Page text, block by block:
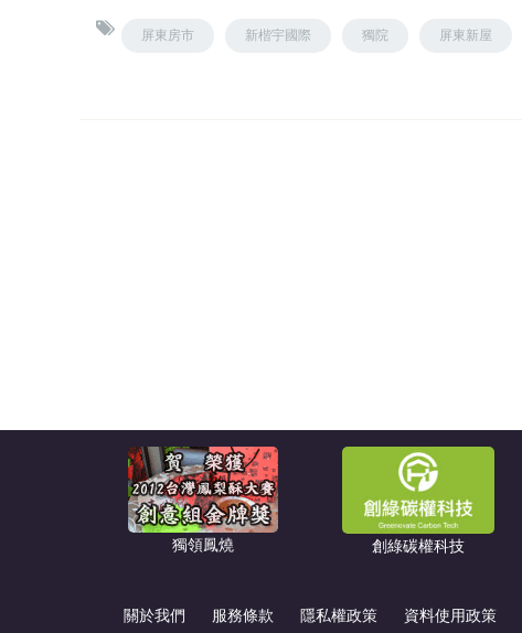
屏東房市 新楷宇國際 獨院 屏東新屋
獨領鳳燒 創綠碳權科技
關於我們 服務條款 隱私權政策 資料使用政策